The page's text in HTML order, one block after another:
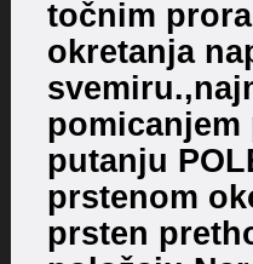
točnim
okretanja
putanju
prstenom
prsten